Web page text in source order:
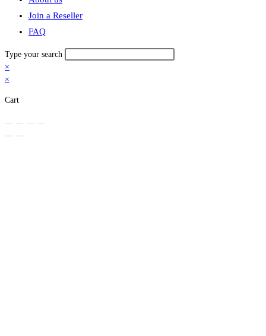
search
Join a Reseller
FAQ
Type your search
×
×
Cart